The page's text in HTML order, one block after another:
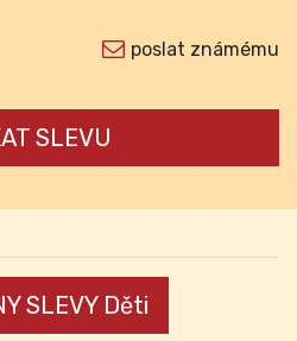
poslat známému
SLEVU
SLEVY Děti